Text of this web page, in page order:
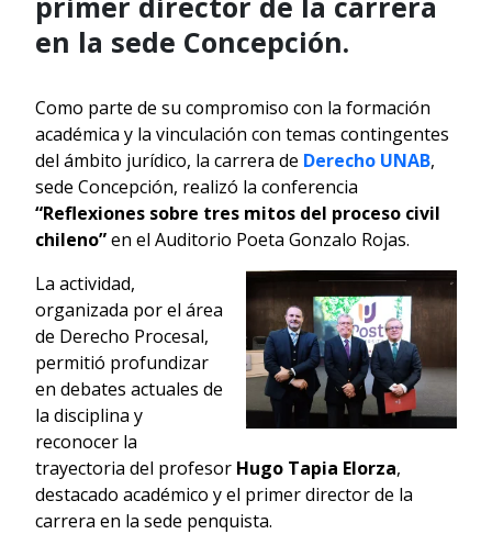
en la sede Concepción.
Como parte de su compromiso con la formación
académica y la vinculación con temas contingentes
del ámbito jurídico, la carrera de Derecho UNAB,
sede Concepción, realizó la conferencia
“Reflexiones sobre tres mitos del proceso civil
chileno”en el Auditorio Poeta Gonzalo Rojas.
La actividad,
organizada por el área
de Derecho Procesal,
permitió profundizar
en debates actuales de
la disciplina y
reconocer la
trayectoria del profesor Hugo Tapia Elorza,
destacado académico y el primer director de la
carrera en la sede penquista.